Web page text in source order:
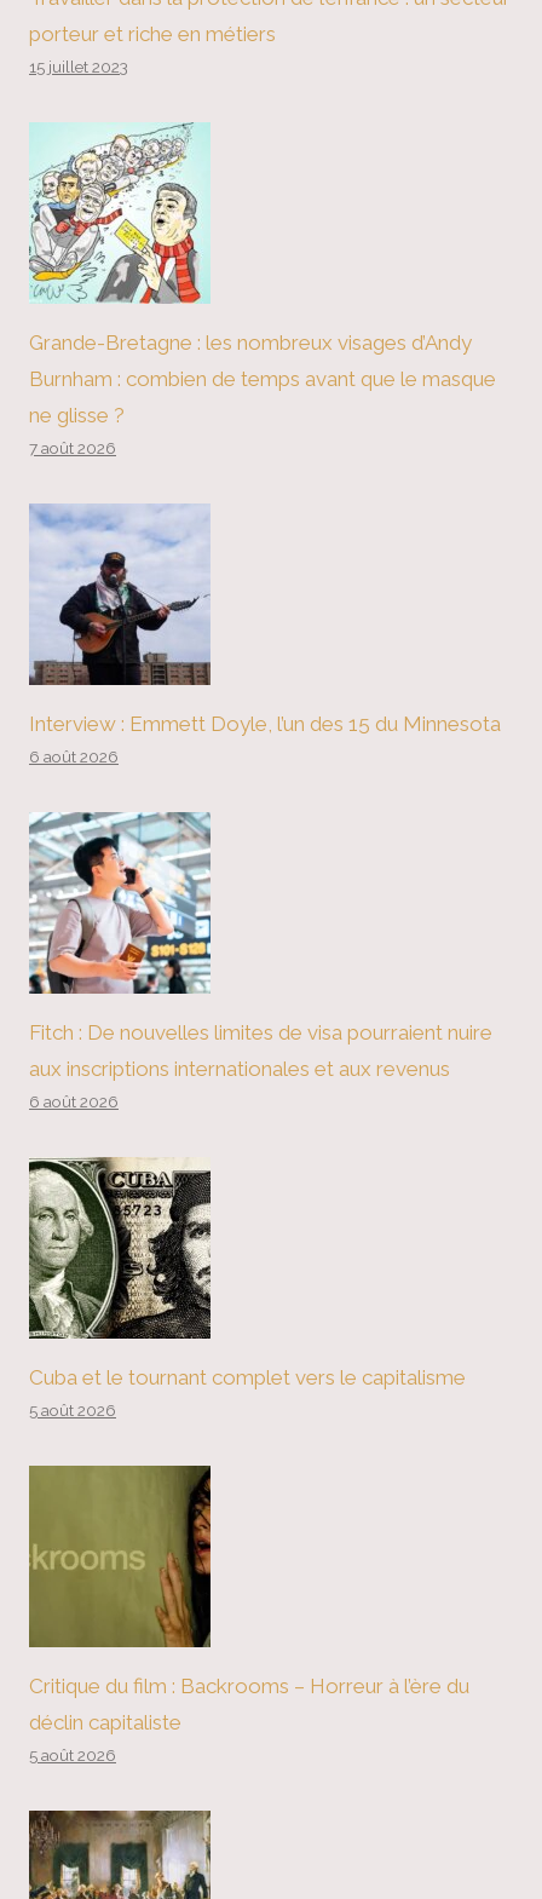
porteur et riche en métiers
15 juillet 2023
Grande-Bretagne : les nombreux visages d’Andy
Burnham : combien de temps avant que le masque
ne glisse ?
7 août 2026
Interview : Emmett Doyle, l’un des 15 du Minnesota
6 août 2026
Fitch : De nouvelles limites de visa pourraient nuire
aux inscriptions internationales et aux revenus
6 août 2026
Cuba et le tournant complet vers le capitalisme
5 août 2026
Critique du film : Backrooms – Horreur à l’ère du
déclin capitaliste
5 août 2026